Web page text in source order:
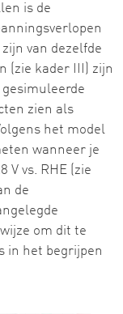
is de
van dezelfde
(zie kader III) zijn
zien als
het model
wanneer je
V vs. RHE (zie
de
om dit te
in het begrijpen